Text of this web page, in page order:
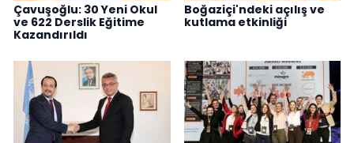
Çavuşoğlu: 30 Yeni Okul
ve 622 Derslik Eğitime
Kazandırıldı
Boğaziçi'ndeki açılış ve
kutlama etkinliği